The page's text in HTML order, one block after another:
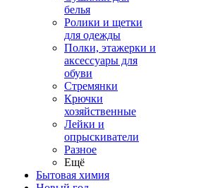
белья
Ролики и щетки
для одежды
Полки, этажерки и
аксессуары для
обуви
Стремянки
Крючки
хозяйственные
Лейки и
опрыскиватели
Разное
Ещё
Бытовая химия